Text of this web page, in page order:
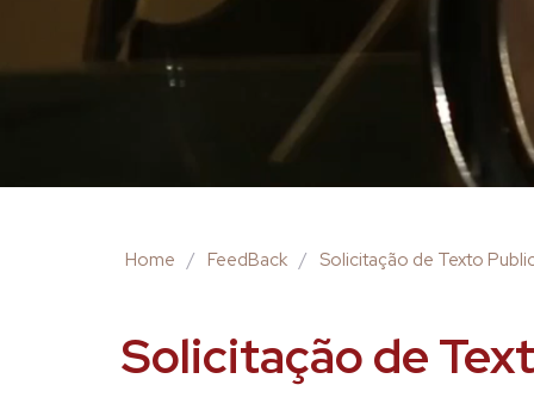
Home / FeedBack / Solicitação de Texto
Solicitação de